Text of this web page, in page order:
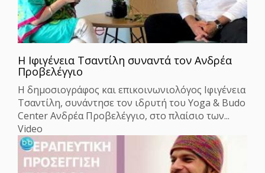
Η Ιφιγένεια Τσαντίλη συναντά τον Ανδρέα
Προβελέγγιο
Η δημοσιογράφος και επικοινωνιολόγος Ιφιγένεια
Τσαντίλη, συνάντησε τον ιδρυτή του Yoga & Budo
Center Ανδρέα Προβελέγγιο, στο πλαίσιο των...
Video